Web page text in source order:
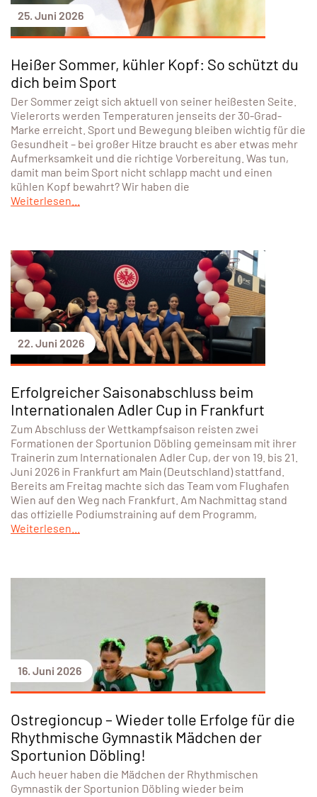
25. Juni 2026
Heißer Sommer, kühler Kopf: So schützt du
dich beim Sport
Der Sommer zeigt sich aktuell von seiner heißesten Seite.
Vielerorts werden Temperaturen jenseits der 30-Grad-
Marke erreicht. Sport und Bewegung bleiben wichtig für die
Gesundheit – bei großer Hitze braucht es aber etwas mehr
Aufmerksamkeit und die richtige Vorbereitung. Was tun,
damit man beim Sport nicht schlapp macht und einen
kühlen Kopf bewahrt? Wir haben die
Weiterlesen...
22. Juni 2026
Erfolgreicher Saisonabschluss beim
Internationalen Adler Cup in Frankfurt
Zum Abschluss der Wettkampfsaison reisten zwei
Formationen der Sportunion Döbling gemeinsam mit ihrer
Trainerin zum Internationalen Adler Cup, der von 19. bis 21.
Juni 2026 in Frankfurt am Main (Deutschland) stattfand.
Bereits am Freitag machte sich das Team vom Flughafen
Wien auf den Weg nach Frankfurt. Am Nachmittag stand
das offizielle Podiumstraining auf dem Programm,
Weiterlesen...
16. Juni 2026
Ostregioncup – Wieder tolle Erfolge für die
Rhythmische Gymnastik Mädchen der
Sportunion Döbling!
Auch heuer haben die Mädchen der Rhythmischen
Gymnastik der Sportunion Döbling wieder beim